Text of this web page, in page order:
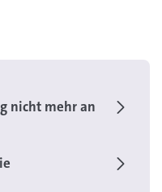
nicht mehr an